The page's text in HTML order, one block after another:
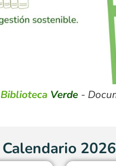
Biblioteca Verde -
Calendario 2026